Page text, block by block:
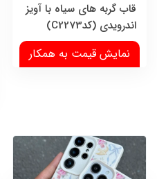
قاب گربه های سیاه با آویز
اندرویدی (کدC2273)
نمایش قیمت به همکار